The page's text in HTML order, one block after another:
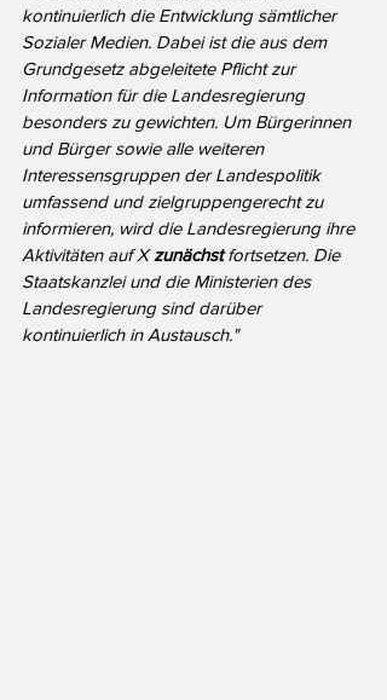
kontinuierlich die Entwicklung sämtlicher
Sozialer Medien. Dabei ist die aus dem
Grundgesetz abgeleitete Pflicht zur
Information für die Landesregierung
besonders zu gewichten. Um Bürgerinnen
und Bürger sowie alle weiteren
Interessensgruppen der Landespolitik
umfassend und zielgruppengerecht zu
informieren, wird die Landesregierung ihre
Aktivitäten auf X zunächst fortsetzen. Die
Staatskanzlei und die Ministerien des
Landesregierung sind darüber
kontinuierlich in Austausch."